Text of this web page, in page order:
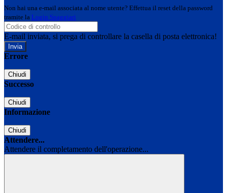
Non hai una e-mail associata al nome utente? Effettua il reset della password
tramite la Login Spaggiari
E-mail inviata, si prega di controllare la casella di posta elettronica!
Errore
Chiudi
Successo
Chiudi
Informazione
Chiudi
Attendere...
Attendere il completamento dell'operazione...